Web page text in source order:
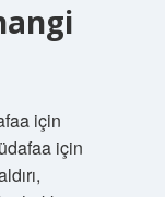
için
için